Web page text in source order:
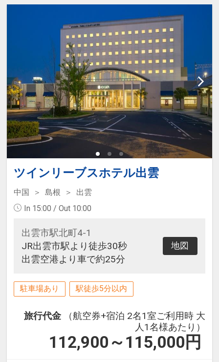
ツインリーブスホテル出雲
中国 島根
出雲
In 15:00 / Out 10:00
出雲市駅北町4-1
JR出雲市駅より徒歩30秒
出雲空港より車で約25分
地図
駐車場あり 駅徒歩5分以内
旅行代金
（航空券+宿泊 2名1室ご利用時 大
人1名様あたり）
112,900～115,000 円